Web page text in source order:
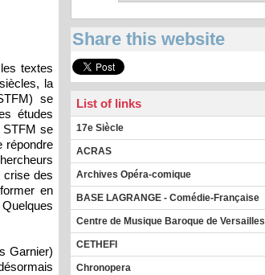
textes
la
se
études
STFM se
répondre
crise des
en
Garnier)
Share this website
List of links
17e Siècle
ACRAS
Archives Opéra-comique
BASE LAGRANGE - Comédie-Française
Centre de Musique Baroque de Versailles
CETHEFI
Chronopera